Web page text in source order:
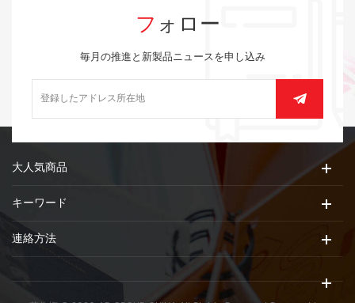
フォロー
毎月の推進と新製品ニュースを申し込み
大人気商品
キーワード
連絡方法